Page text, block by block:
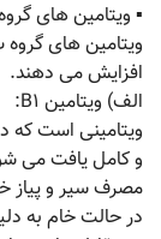
▪ ویتامین های
ویتامین های گروه
افزایش می دهند.
الف) ویتامین B۱:
ویتامینی است که
مصرف سیر و پیاز
در حالت خام به